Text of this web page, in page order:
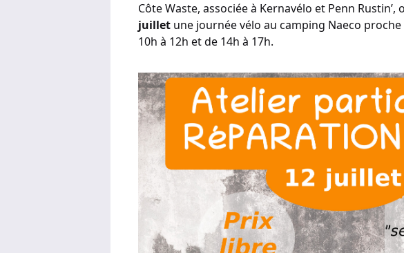
Côte Waste, associée à Kernavélo et Penn Rustin’,
juillet une journée vélo au camping Naeco
10h à 12h et de 14h à 17h.